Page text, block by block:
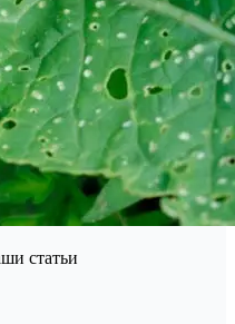
статьи